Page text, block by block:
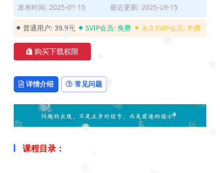
❅
❅
❅
❅
❅
❅
发布时间: 2025-09-15
最近更新: 2025-09-15
普通用户: 39.9元 SVIP会员: 免费 永久SVIP会员: 免费
购买下载权限
详情介绍 常见问题
课程目录：